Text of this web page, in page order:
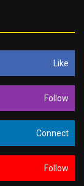
Like
Follow
Connect
Follow